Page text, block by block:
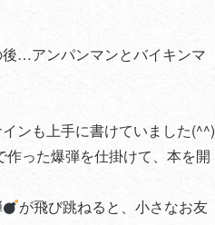
後…アンパンマンとバイキンマ
ンも上手に書けていました(^^)
作った爆弾を仕掛けて、本を開
が飛び跳ねると、小さなお友